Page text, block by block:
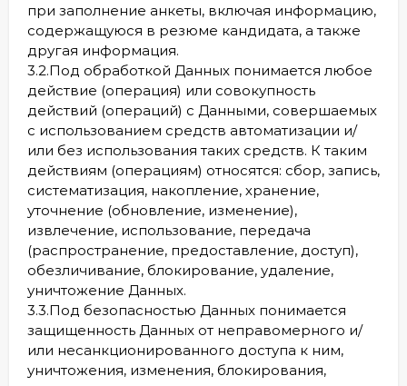
при заполнение анкеты, включая информацию,
содержащуюся в резюме кандидата, а также
другая информация.
3.2.Под обработкой Данных понимается любое
действие (операция) или совокупность
действий (операций) с Данными, совершаемых
с использованием средств автоматизации и/
или без использования таких средств. К таким
действиям (операциям) относятся: сбор, запись,
систематизация, накопление, хранение,
уточнение (обновление, изменение),
извлечение, использование, передача
(распространение, предоставление, доступ),
обезличивание, блокирование, удаление,
уничтожение Данных.
3.3.Под безопасностью Данных понимается
защищенность Данных от неправомерного и/
или несанкционированного доступа к ним,
уничтожения, изменения, блокирования,